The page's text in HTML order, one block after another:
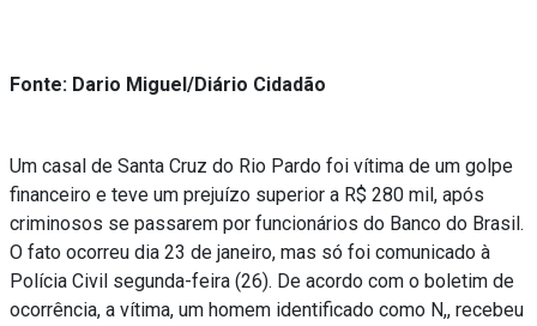
Fonte: Dario Miguel/Diário Cidadão
Um casal de Santa Cruz do Rio Pardo foi vítima de um golpe
financeiro e teve um prejuízo superior a R$ 280 mil, após
criminosos se passarem por funcionários do Banco do Brasil.
O fato ocorreu dia 23 de janeiro, mas só foi comunicado à
Polícia Civil segunda-feira (26). De acordo com o boletim de
ocorrência, a vítima, um homem identificado como N,, recebeu